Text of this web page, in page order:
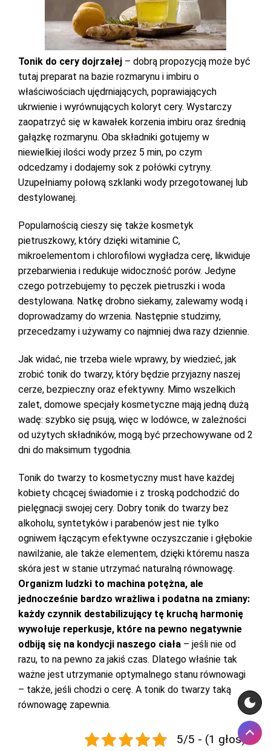
Tonik do cery dojrzałej – dobrą propozycją może być
tutaj preparat na bazie rozmarynu i imbiru o
właściwościach ujędrniających, poprawiających
ukrwienie i wyrównujących koloryt cery. Wystarczy
zaopatrzyć się w kawałek korzenia imbiru oraz średnią
gałązkę rozmarynu. Oba składniki gotujemy w
niewielkiej ilości wody przez 5 min, po czym
odcedzamy i dodajemy sok z połówki cytryny.
Uzupełniamy połową szklanki wody przegotowanej lub
destylowanej.
Popularnością cieszy się także kosmetyk
pietruszkowy, który dzięki witaminie C,
mikroelementom i chlorofilowi wygładza cerę, likwiduje
przebarwienia i redukuje widoczność porów. Jedyne
czego potrzebujemy to pęczek pietruszki i woda
destylowana. Natkę drobno siekamy, zalewamy wodą i
doprowadzamy do wrzenia. Następnie studzimy,
przecedzamy i używamy co najmniej dwa razy dziennie.
Jak widać, nie trzeba wiele wprawy, by wiedzieć, jak
zrobić tonik do twarzy, który będzie przyjazny naszej
cerze, bezpieczny oraz efektywny. Mimo wszelkich
zalet, domowe specjały kosmetyczne mają jedną dużą
wadę: szybko się psują, więc w lodówce, w zależności
od użytych składników, mogą być przechowywane od 2
dni do maksimum tygodnia.
Tonik do twarzy to kosmetyczny must have każdej
kobiety chcącej świadomie i z troską podchodzić do
pielęgnacji swojej cery. Dobry tonik do twarzy bez
alkoholu, syntetyków i parabenów jest nie tylko
ogniwem łączącym efektywne oczyszczanie i głębokie
nawilżanie, ale także elementem, dzięki któremu nasza
skóra jest w stanie utrzymać naturalną równowagę.
Organizm ludzki to machina potężna, ale
jednocześnie bardzo wrażliwa i podatna na zmiany:
każdy czynnik destabilizujący tę kruchą harmonię
wywołuje reperkusje, które na pewno negatywnie
odbiją się na kondycji naszego ciała – jeśli nie od
razu, to na pewno za jakiś czas. Dlatego właśnie tak
ważne jest utrzymanie optymalnego stanu równowagi
– także, jeśli chodzi o cerę. A tonik do twarzy taką
równowagę zapewnia.
5/5 - (1 głos)